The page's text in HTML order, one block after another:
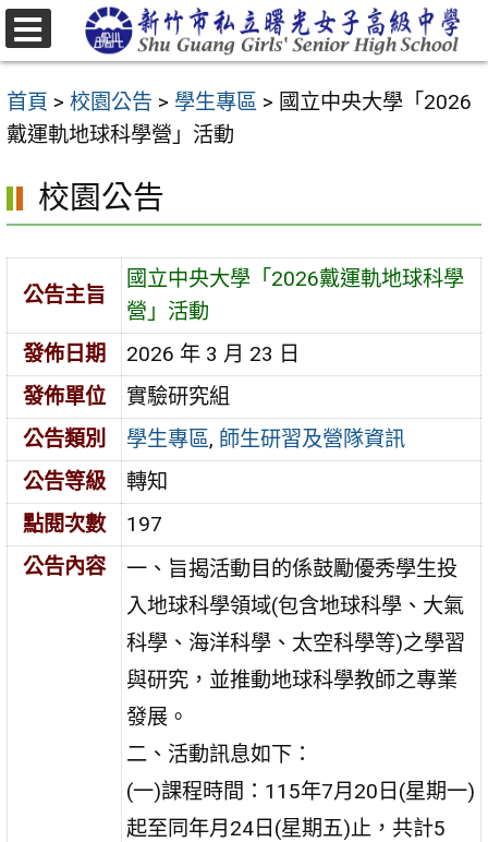
跳
至
要
內
區
首頁 > 校園公告 > 學生專區 > 國立中央大學「2026
戴運軌地球科學營」活動
校園公告
公告主旨
國立中央大學「2026戴運軌地球科學
營」活動
發佈日期
2026 年 3 月 23 日
發佈單位
實驗研究組
公告類別
學生專區, 師生研習及營隊資訊
公告等級
轉知
點閱次數
197
公告內容
一、旨揭活動目的係鼓勵優秀學生投
入地球科學領域(包含地球科學、大氣
科學、海洋科學、太空科學等)之學習
與研究，並推動地球科學教師之專業
發展。
二、活動訊息如下：
(一)課程時間：115年7月20日(星期一)
起至同年月24日(星期五)止，共計5
選
單